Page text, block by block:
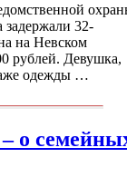
задержали 32-
на Невском
рублей. Девушка,
одежды …
о